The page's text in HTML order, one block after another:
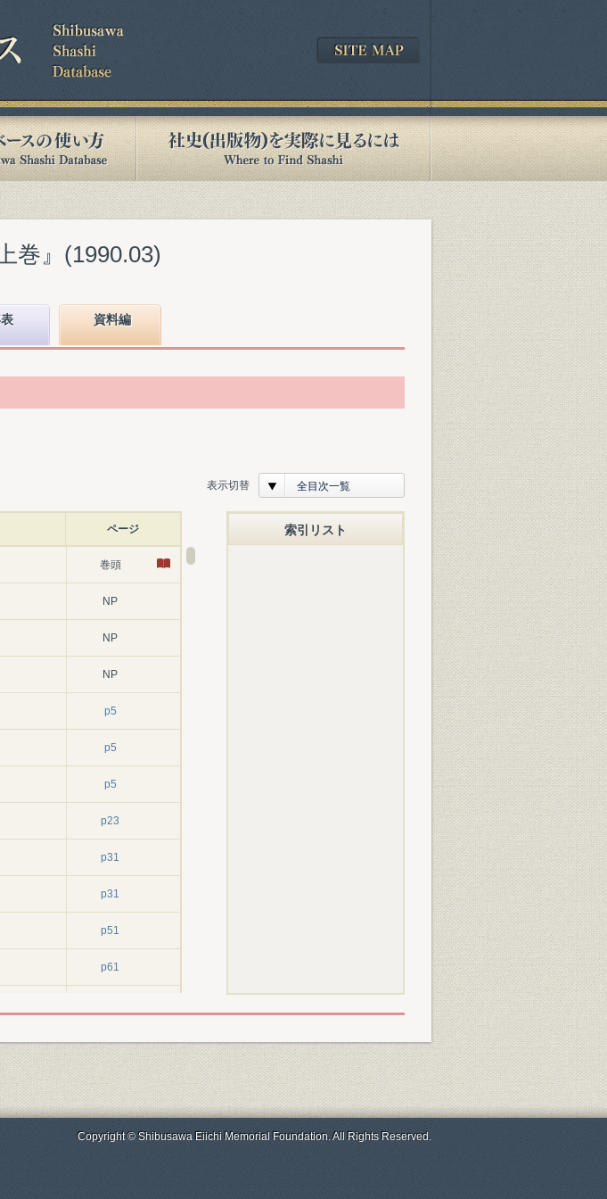
巻』(1990.03)
資料編
表示切替 全目次一覧
ページ
巻頭
NP
NP
NP
p5
p5
p5
p23
p31
p31
p51
p61
p71
p91
p121
索引リスト
Copyright © Shibusawa Eiichi Memorial Foundation. All Rights Reserved.